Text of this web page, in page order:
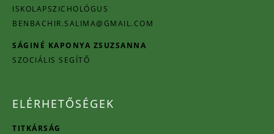
ISKOLAPSZICHOLÓGUS
BENBACHIR.SALIMA@GMAIL.COM
SÁGINÉ KAPONYA ZSUZSANNA
SZOCIÁLIS SEGÍTŐ
ELÉRHETŐSÉGEK
TITKÁRSÁG